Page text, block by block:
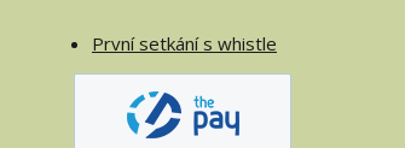
První setkání s whistle